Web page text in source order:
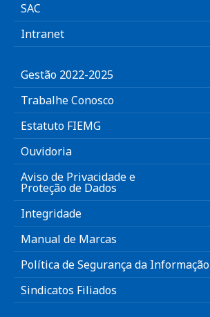
SAC
Intranet
Gestão 2022-2025
Trabalhe Conosco
Estatuto FIEMG
Ouvidoria
Aviso de Privacidade e
Proteção de Dados
Integridade
Manual de Marcas
Política de Segurança da Informação
Sindicatos Filiados